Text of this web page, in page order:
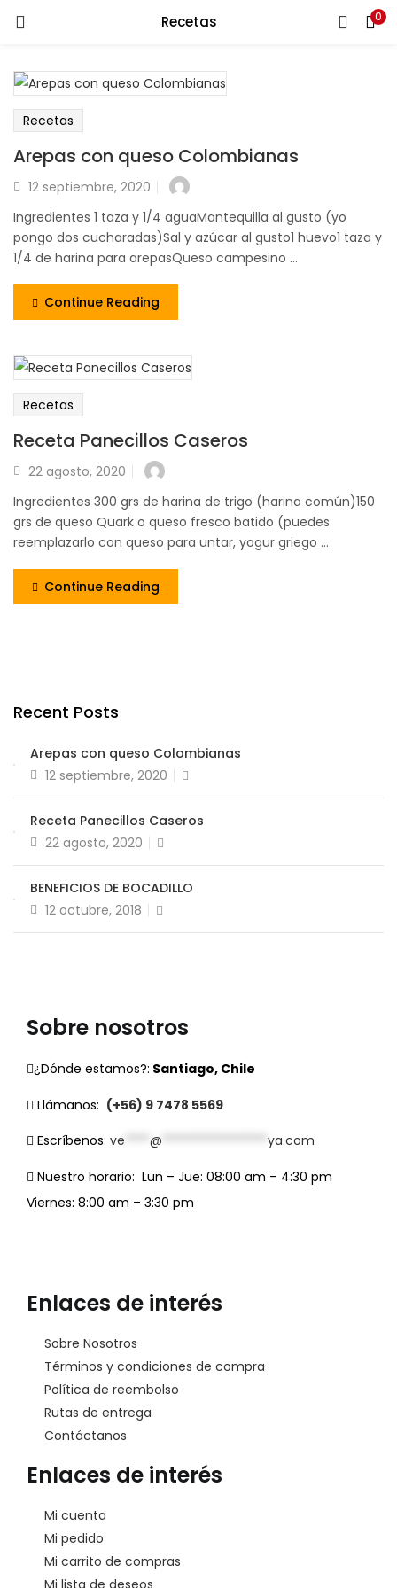
Recetas 0
Recetas
Arepas con queso Colombianas
12 septiembre, 2020
Ingredientes 1 taza y 1/4 aguaMantequilla al gusto (yo
pongo dos cucharadas)Sal y azúcar al gusto1 huevo1 taza y
1/4 de harina para arepasQueso campesino ...
Continue Reading
Recetas
Receta Panecillos Caseros
22 agosto, 2020
Ingredientes 300 grs de harina de trigo (harina común)150
grs de queso Quark o queso fresco batido (puedes
reemplazarlo con queso para untar, yogur griego ...
Continue Reading
Recent Posts
Arepas con queso Colombianas
12 septiembre, 2020
Receta Panecillos Caseros
22 agosto, 2020
BENEFICIOS DE BOCADILLO
12 octubre, 2018
Sobre nosotros
¿Dónde estamos?: Santiago, Chile
Llámanos: (+56) 9 7478 5569
Escríbenos: ve @ ya.com
Nuestro horario: Lun – Jue: 08:00 am – 4:30 pm
Viernes: 8:00 am – 3:30 pm
Enlaces de interés
Sobre Nosotros
Términos y condiciones de compra
Política de reembolso
Rutas de entrega
Contáctanos
Enlaces de interés
Mi cuenta
Mi pedido
Mi carrito de compras
Ingresa tu correo y contraseña para iniciar sesión.
Recuérdame
Login